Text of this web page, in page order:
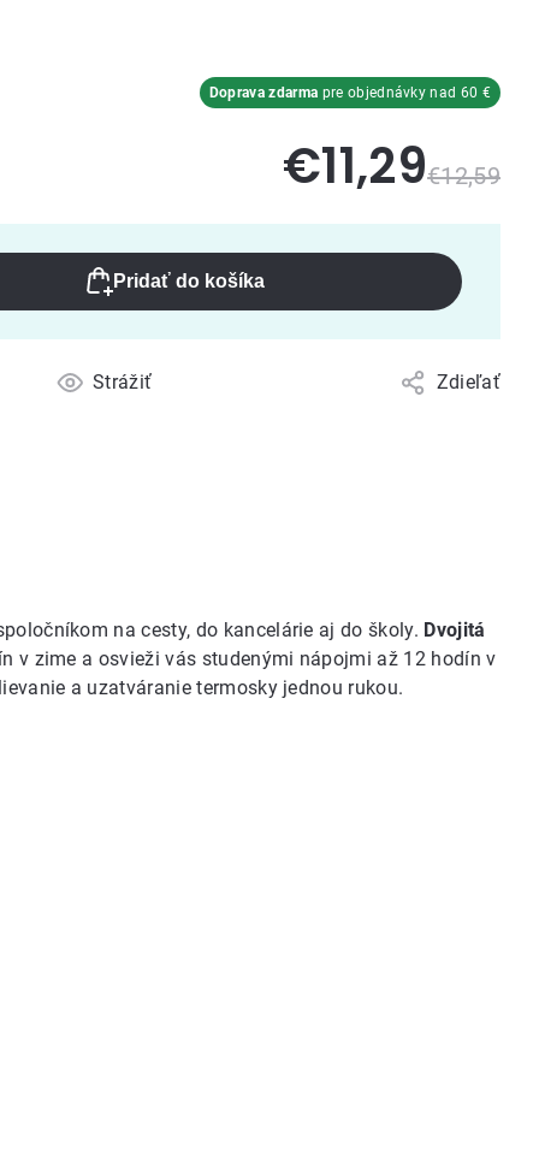
Pridať do košíka
Strážiť Zdieľať
Doprava zdarma pre objednávky nad 60 €
€12,59
€11,29
na cesty, do kancelárie aj do školy. Dvojitá
v zime a osvieži vás studenými nápojmi až 12 hodín v
a uzatváranie termosky jednou rukou.